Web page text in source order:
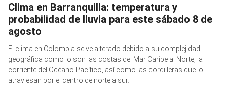
Clima en Barranquilla: temperatura y
probabilidad de lluvia para este sábado 8 de
agosto
El clima en Colombia se ve alterado debido a su complejidad
geográfica como lo son las costas del Mar Caribe al Norte, la
corriente del Océano Pacífico, así como las cordilleras que lo
atraviesan por el centro de norte a sur.